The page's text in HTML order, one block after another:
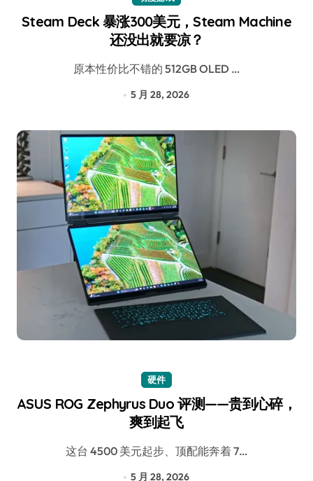
Steam Deck 暴涨300美元，Steam Machine
还没出就要凉？
原本性价比不错的 512GB OLED …
5 月 28, 2026
硬件
ASUS ROG Zephyrus Duo 评测——贵到心碎，
爽到起飞
这台 4500 美元起步、顶配能奔着 7…
5 月 28, 2026